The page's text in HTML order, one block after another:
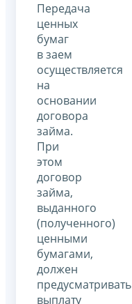
Передача
ценных
бумаг
в заем
осуществляется
на
основании
договора
займа.
При
этом
договор
займа,
выданного
(полученного)
ценными
бумагами,
должен
предусматривать
выплату